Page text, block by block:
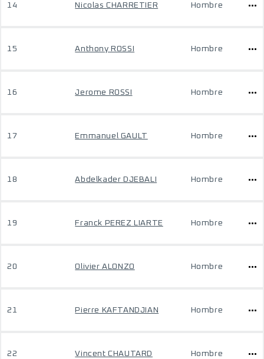
14 Nicolas CHARRETIER Hombre
15 Anthony ROSSI Hombre
16 Jerome ROSSI Hombre
17 Emmanuel GAULT Hombre
18 Abdelkader DJEBALI Hombre
19 Franck PEREZ LIARTE Hombre
20 Olivier ALONZO Hombre
21 Pierre KAFTANDJIAN Hombre
22 Vincent CHAUTARD Hombre